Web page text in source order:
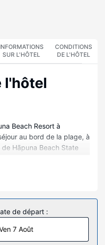
INFORMATIONS
SUR L'HÔTEL
CONDITIONS
DE L'HÔTEL
l'hôtel
Beach Resort à
au bord de la plage, à
Hāpuna Beach State
trouve à 1,1 km de Plage
l'hébergement vous
une télévision LCD.
lit avec surmatelas
de départ :
7 Août